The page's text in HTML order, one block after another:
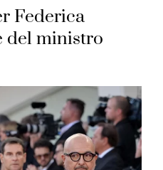
Federica
del ministro